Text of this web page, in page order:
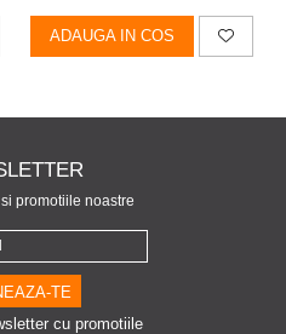
ADAUGA IN COS
promotiile noastre
cu promotiile